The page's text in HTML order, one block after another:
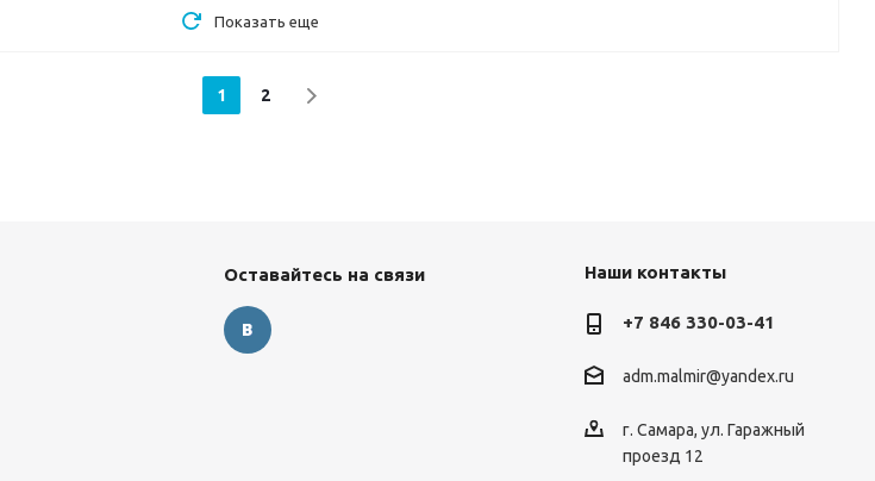
Показать еще
1 2
Оставайтесь на связи Наши контакты
+7 846 330-03-41
adm.malmir@yandex.ru
г. Самара, ул. Гаражный
проезд 12